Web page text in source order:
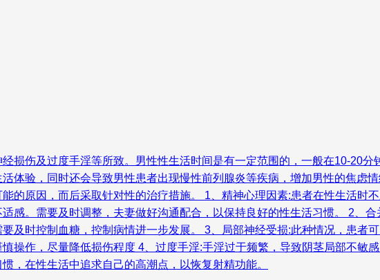
损伤及过度手淫等所致。男性性生活时间是有一定范围的，一般在10-20
体验，同时还会导致男性患者出现慢性前列腺炎等疾病，增加男性的焦虑
的原因，而后采取针对性的治疗措施。 1、精神心理因素:患者在性生活时
感。需要及时调整，夫妻做好沟通配合，以保持良好的性生活习惯。 2、
及时控制血糖，控制病情进一步发展。 3、局部神经受损:此种情况，患者
操作，尽量降低损伤程度 4、过度手淫:手淫过于频繁，导致阴茎局部不敏
，在性生活中追求自己的高潮点，以恢复射精功能。